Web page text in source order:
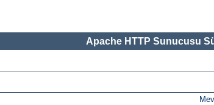
Apache HTTP Sunucusu